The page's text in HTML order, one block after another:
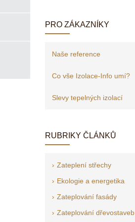
PRO ZÁKAZNÍKY
Naše reference
Co vše Izolace-Info umí?
Slevy tepelných izolací
RUBRIKY ČLÁNKŮ
Zateplení střechy
Ekologie a energetika
Zateplování fasády
Zateplování dřevostaveb